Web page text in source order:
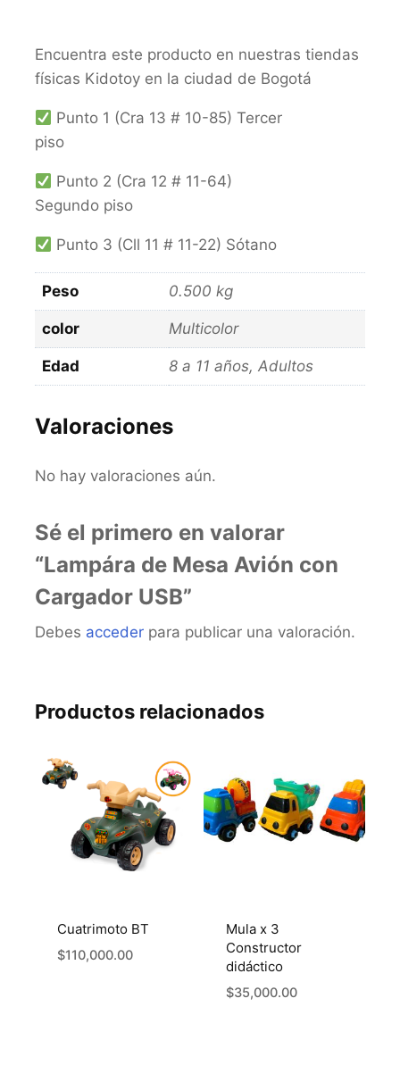
Encuentra este producto en nuestras tiendas
físicas Kidotoy en la ciudad de Bogotá
Punto 1 (Cra 13 # 10-85) Tercer
piso
Punto 2 (Cra 12 # 11-64)
Segundo piso
Punto 3 (Cll 11 # 11-22) Sótano
Peso 0.500 kg
color Multicolor
Edad 8 a 11 años, Adultos
Valoraciones
No hay valoraciones aún.
Sé el primero en valorar
“Lampára de Mesa Avión con
Cargador USB”
Debes acceder para publicar una valoración.
Productos relacionados
Cuatrimoto BT
$110,000.00
Mula x 3
Constructor
didáctico
$35,000.00